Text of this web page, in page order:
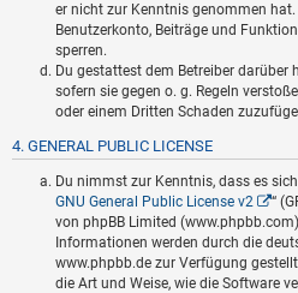
er nicht zur Kenntnis genommen
Benutzerkonto, Beiträge und
sperren.
Du gestattest dem Betreiber darüber
sofern sie gegen o. g. Regeln
oder einem Dritten Schaden
4. GENERAL PUBLIC LICENSE
Du nimmst zur Kenntnis, dass es
GNU General Public License v2
“
von phpBB Limited
Informationen werden durch die
www.phpbb.de zur Verfügung
die Art und Weise, wie die Software